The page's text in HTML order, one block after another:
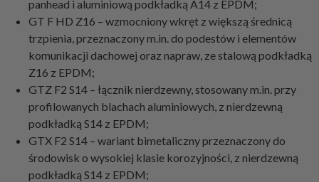
panhead i aluminiową podkładką A14 z EPDM;
GT F HD Z16 – wzmocniony wkręt z większą średnicą
trzpienia, przeznaczony m.in. do podestów i elementów
komunikacji dachowej oraz napraw, ze stalową podkładką
Z16 z EPDM;
GTZ F2 S14 – łącznik nierdzewny, stosowany m.in. przy
profilowanych blachach aluminiowych, z nierdzewną
podkładką S14 z EPDM;
GTX F2 S14 – wariant bimetaliczny przeznaczony do
środowisk o wysokiej klasie korozyjności, z nierdzewną
podkładką S14 z EPDM;